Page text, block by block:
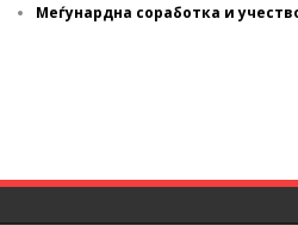
Меѓунардна соработка и